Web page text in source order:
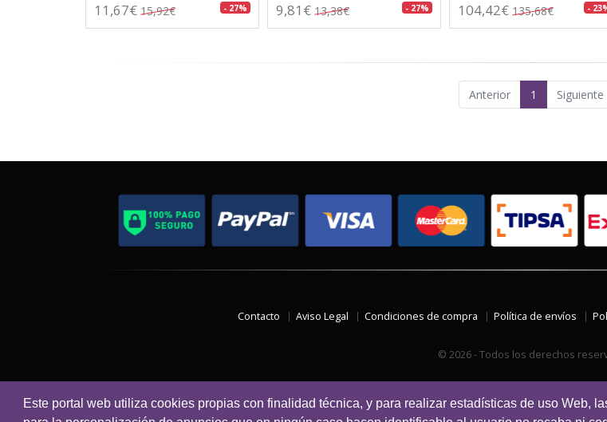
Este portal web utiliza cookies propias con finalidad técnica, y para realizar estadísticas de uso Web,
11,67€ 15,92€ - 27% 9,81€ 13,38€ - 27% 104,42€ 135,68€ -
Anterior 1 Siguiente
Contacto Aviso Legal Condiciones de compra Política de envíos
© 2026 - Todos los derechos